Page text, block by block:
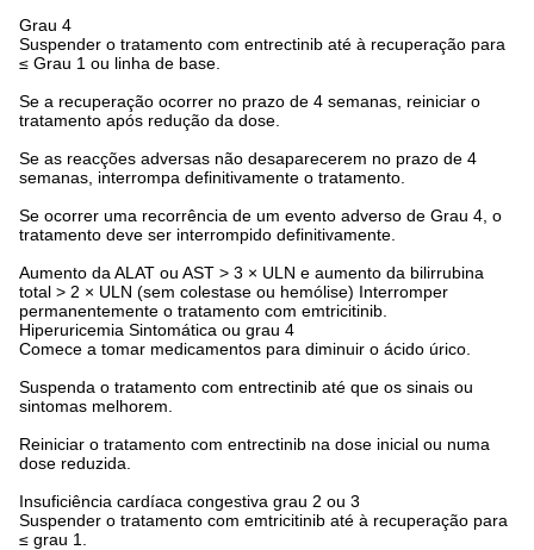
Grau 4
Suspender o tratamento com entrectinib até à recuperação para
≤ Grau 1 ou linha de base.
Se a recuperação ocorrer no prazo de 4 semanas, reiniciar o
tratamento após redução da dose.
Se as reacções adversas não desaparecerem no prazo de 4
semanas, interrompa definitivamente o tratamento.
Se ocorrer uma recorrência de um evento adverso de Grau 4, o
tratamento deve ser interrompido definitivamente.
Aumento da ALAT ou AST > 3 × ULN e aumento da bilirrubina
total > 2 × ULN (sem colestase ou hemólise) Interromper
permanentemente o tratamento com emtricitinib.
Hiperuricemia Sintomática ou grau 4
Comece a tomar medicamentos para diminuir o ácido úrico.
Suspenda o tratamento com entrectinib até que os sinais ou
sintomas melhorem.
Reiniciar o tratamento com entrectinib na dose inicial ou numa
dose reduzida.
Insuficiência cardíaca congestiva grau 2 ou 3
Suspender o tratamento com emtricitinib até à recuperação para
≤ grau 1.